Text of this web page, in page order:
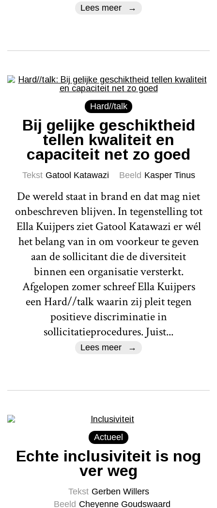
Lees meer
Hard//talk
Bij gelijke geschiktheid
tellen kwaliteit en
capaciteit net zo goed
Tekst Gatool Katawazi Beeld Kasper Tinus
De wereld staat in brand en dat mag niet
onbeschreven blijven. In tegenstelling tot
Ella Kuijpers ziet Gatool Katawazi er wél
het belang van in om voorkeur te geven
aan de sollicitant die de diversiteit
binnen een organisatie versterkt.
Afgelopen zomer schreef Ella Kuijpers
een Hard//talk waarin zij pleit tegen
positieve discriminatie in
sollicitatieprocedures. Juist...
Lees meer
Actueel
Echte inclusiviteit is nog
ver weg
Tekst Gerben Willers
Beeld Cheyenne Goudswaard